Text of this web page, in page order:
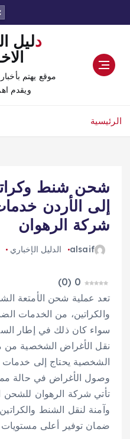
دليل الخدمات
موقع يهتم
ويقدم
الرئيسية
شحن شنط
إلى الأردن
شركة الرهوان
alsaif الدليل الإخباري
0
(
0
)
تعد عملية شحن الأمتعة
والكراتين، من الخدمات
سواء كان ذلك في إطار
نقل الأغراض الشخصية من
الشخصية يحتاج إلى
وصول الأغراض في حالة
تأتي شركة الرهوان للشحن
وآمنة لنقل الشنط
ضمان توفير أعلى مستويات